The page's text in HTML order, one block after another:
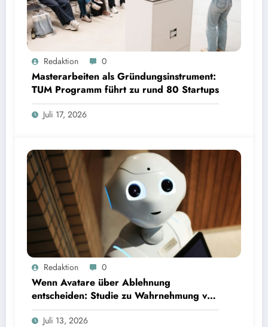
TUM
Redaktion 0
Masterarbeiten als Gründungsinstrument:
TUM Programm führt zu rund 80 Startups
Juli 17, 2026
InterviewsRedaktion 0
Wenn Avatare über Ablehnung
entscheiden: Studie zu Wahrnehmung von
Fairness bei KI-Interviews
Juli 13, 2026